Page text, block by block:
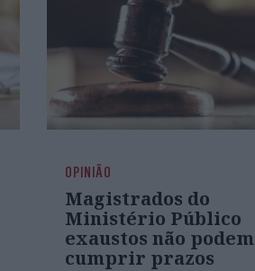
OPINIÃO
Magistrados do
Ministério Público
exaustos não podem
cumprir prazos